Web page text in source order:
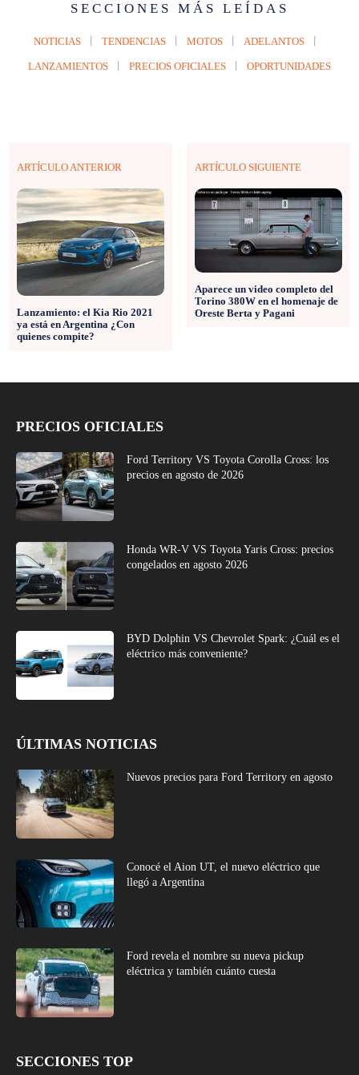
SECCIONES MÁS LEÍDAS
NOTICIAS TENDENCIAS MOTOS ADELANTOS
LANZAMIENTOS PRECIOS OFICIALES OPORTUNIDADES
ARTÍCULO ANTERIOR
Lanzamiento: el Kia Rio 2021
ya está en Argentina ¿Con
quienes compite?
ARTÍCULO SIGUIENTE
Aparece un video completo del
Torino 380W en el homenaje de
Oreste Berta y Pagani
PRECIOS OFICIALES
Ford Territory VS Toyota Corolla Cross: los
precios en agosto de 2026
Honda WR-V VS Toyota Yaris Cross: precios
congelados en agosto 2026
BYD Dolphin VS Chevrolet Spark: ¿Cuál es el
eléctrico más conveniente?
ÚLTIMAS NOTICIAS
Nuevos precios para Ford Territory en agosto
Conocé el Aion UT, el nuevo eléctrico que
llegó a Argentina
Ford revela el nombre su nueva pickup
eléctrica y también cuánto cuesta
SECCIONES TOP